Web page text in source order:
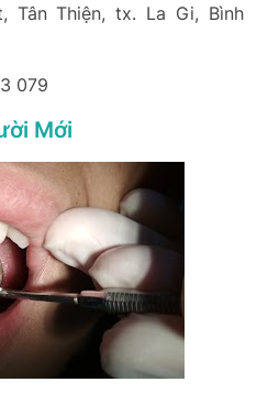
Tân Thiện, tx. La Gi, Bình
079
Mới